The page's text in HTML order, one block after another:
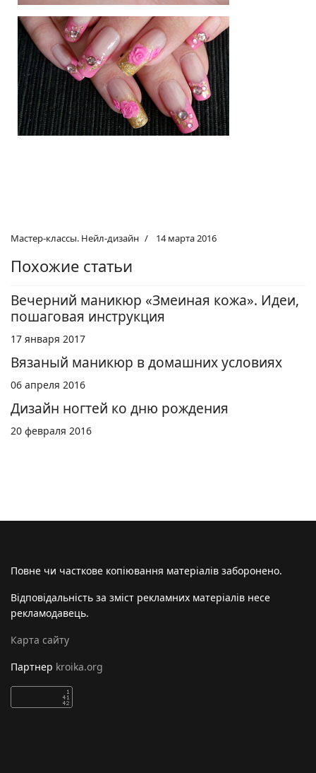
Мастер-классы. Нейл-дизайн 14 марта 2016
Похожие статьи
Вечерний маникюр «Змеиная кожа». Идеи,
пошаговая инструкция
17 января 2017
Вязаный маникюр в домашних условиях
06 апреля 2016
Дизайн ногтей ко дню рождения
20 февраля 2016
Повне чи часткове копіювання матеріалів заборонено.
Відповідальність за зміст рекламних матеріалів несе
рекламодавець.
Карта сайту
Партнер kroika.org